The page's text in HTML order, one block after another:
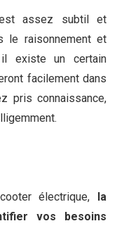
assez subtil et
le raisonnement et
existe un certain
facilement dans
pris connaissance,
électrique, la
vos besoins